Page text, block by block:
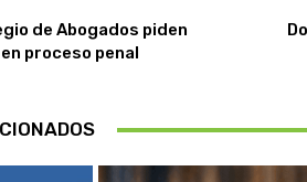
de Abogados piden
proceso penal